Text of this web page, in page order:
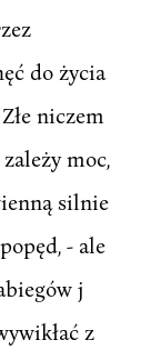
do życia
niczem
moc,
silnie
- ale
j
z